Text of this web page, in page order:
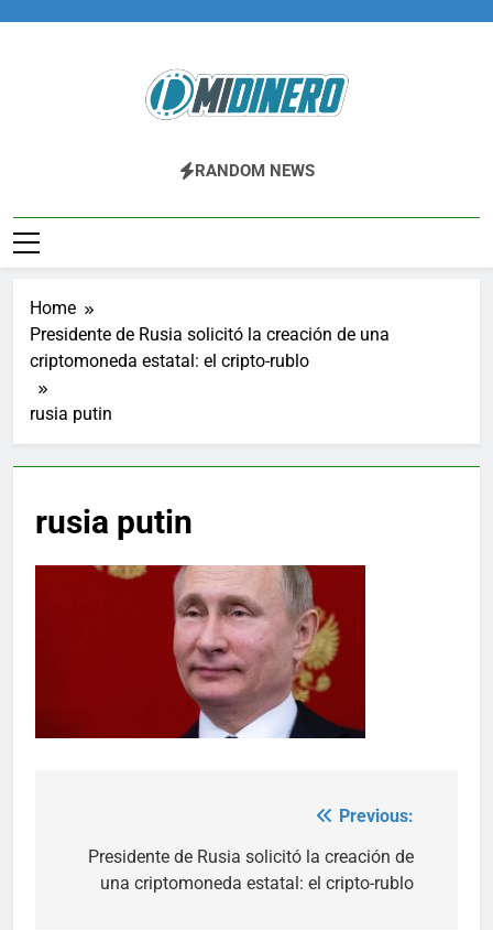
Midinero.co
Fintech, Criptomonedas
RANDOM NEWS
Home
Presidente de Rusia solicitó la creación de una
criptomoneda estatal: el cripto-rublo
rusia putin
rusia putin
navigation
Previous:
Presidente de Rusia solicitó la creación de
una criptomoneda estatal: el cripto-rublo